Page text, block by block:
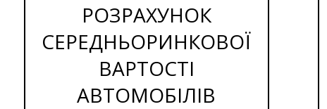
РОЗРАХУНОК
СЕРЕДНЬОРИНКОВОЇ
ВАРТОСТІ
АВТОМОБІЛІВ